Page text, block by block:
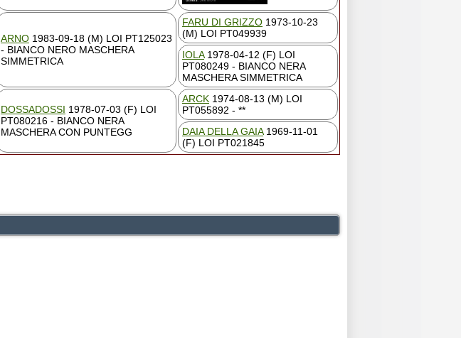
ARNO 1983-09-18 (M) LOI PT125023
- BIANCO NERO MASCHERA
SIMMETRICA
FARU DI GRIZZO 1973-10-23
(M) LOI PT049939
IOLA1978-04-12 (F) LOI
PT080249 - BIANCO NERA
MASCHERA SIMMETRICA
DOSSADOSSI 1978-07-03 (F) LOI
PT080216 - BIANCO NERA
MASCHERA CON PUNTEGG
ARCK 1974-08-13 (M) LOI
PT055892 - **
DAIA DELLA GAIA1969-11-01
(F) LOI PT021845